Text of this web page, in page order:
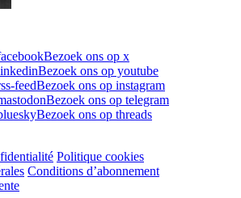
Bezoek ons op x
Bezoek ons op youtube
feedBezoek ons op instagram
Bezoek ons op telegram
Bezoek ons op threads
Politique cookies
Conditions d’abonnement